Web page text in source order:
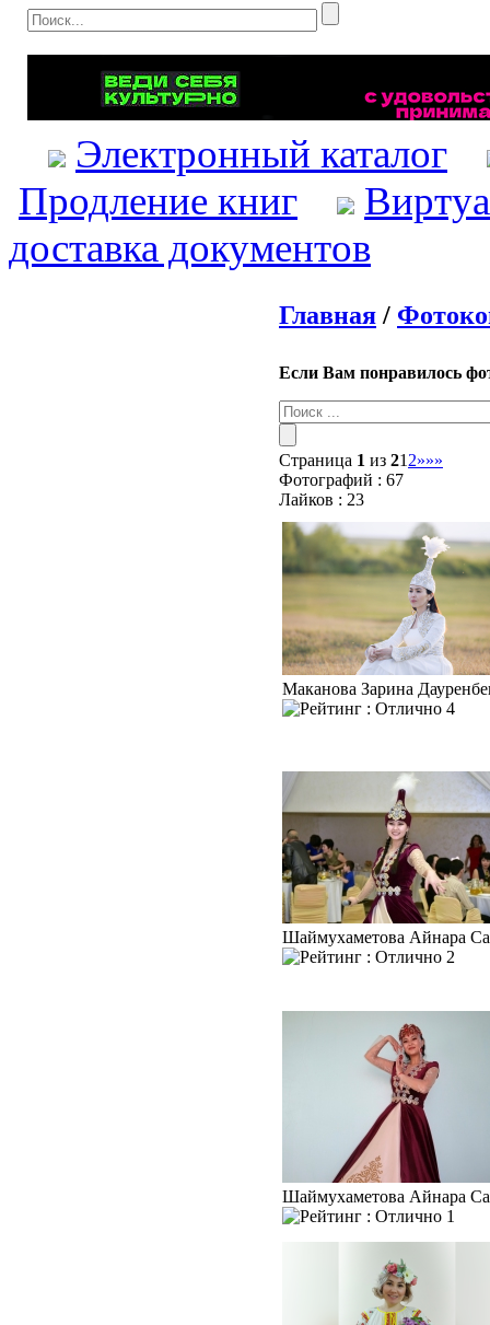
Электронный каталог
Продление книг
доставка документов
Главная /
Если Вам понравилось
Страница 1 из 21 2»»»
Фотографий : 67
Лайков : 23
Маканова Зарина
4
Шаймухаметова Айнара
2
Шаймухаметова Айнара
1